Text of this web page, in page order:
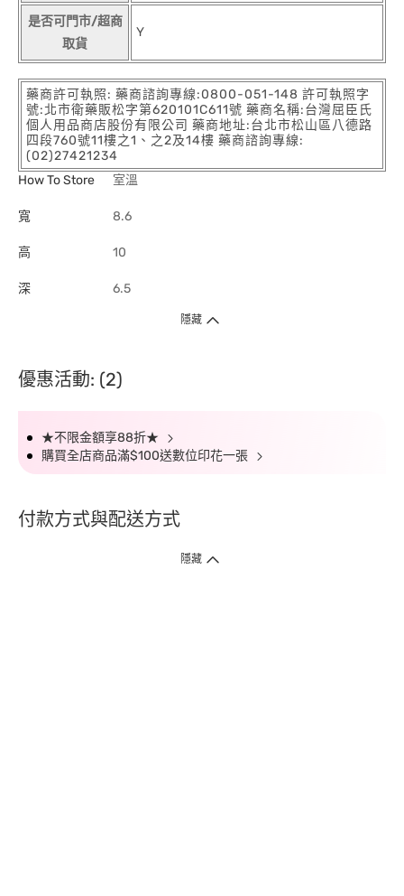
是否可門市/超商
取貨
Y
藥商許可執照: 藥商諮詢專線:0800-051-148 許可執照字
號:北市衛藥販松字第620101C611號 藥商名稱:台灣屈臣氏
個人用品商店股份有限公司 藥商地址:台北市松山區八德路
四段760號11樓之1、之2及14樓 藥商諮詢專線:
(02)27421234
How To Store
室溫
寬 8.6
高 10
深 6.5
隱藏
優惠活動: (2)
★不限金額享88折★
購買全店商品滿$100送數位印花一張
付款方式與配送方式
隱藏